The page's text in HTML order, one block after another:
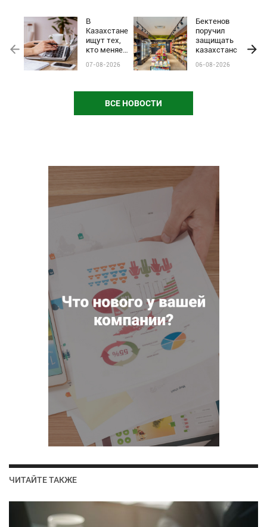
В
Казахстане
ищут тех,
кто меняет
стартовал
звание
07-08-2026
Бектенов
поручил
защищать
казахстанские
чёрного пиара
06-08-2026
ВСЕ НОВОСТИ
ЧИТАЙТЕ ТАКЖЕ